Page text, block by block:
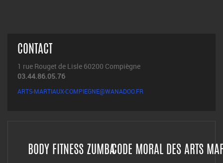
CONTACT
1 rue Rouget de Lisle 60200 Compiègne
03.44.86.05.76
ARTS-MARTIAUX-COMPIEGNE@WANADOO.FR
BODY FITNESS ZUMBACODE MORAL DES ARTS